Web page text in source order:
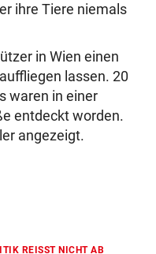
ihre Tiere niemals
in Wien einen
lassen. 20
waren in einer
entdeckt worden.
angezeigt.
REISST NICHT AB